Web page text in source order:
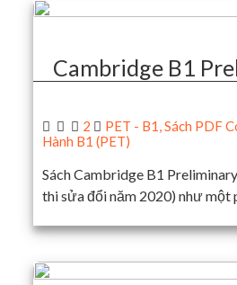
Cambridge B1
2 PET - B1,Sách PDF
Hành B1 (PET)
Sách Cambridge B1
thi sửa đổi năm 2020) như một